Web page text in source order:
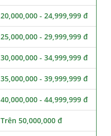
20,000,000 - 24,999,999 đ
25,000,000 - 29,999,999 đ
30,000,000 - 34,999,999 đ
35,000,000 - 39,999,999 đ
40,000,000 - 44,999,999 đ
Trên 50,000,000 đ